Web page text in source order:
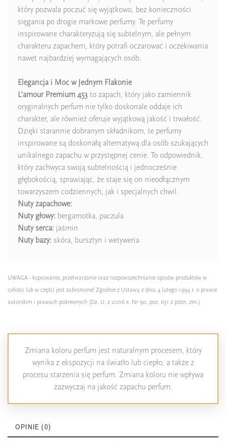
który pozwala poczuć się wyjątkowo, bez konieczności
sięgania po drogie markowe perfumy. Te perfumy
inspirowane charakteryzują się subtelnym, ale pełnym
charakteru zapachem, który potrafi oczarować i oczekiwania
nawet najbardziej wymagających osób.
Elegancja i Moc w Jednym Flakonie
L'amour Premium 453 to zapach, który jako zamiennik
oryginalnych perfum nie tylko doskonale oddaje ich
charakter, ale również oferuje wyjątkową jakość i trwałość.
Dzięki starannie dobranym składnikom, te perfumy
inspirowane są doskonałą alternatywą dla osób szukających
unikalnego zapachu w przystępnej cenie. To odpowiednik,
który zachwyca swoją subtelnością i jednocześnie
głębokością, sprawiając, że staje się on nieodłącznym
towarzyszem codziennych, jak i specjalnych chwil.
Nuty zapachowe:
Nuty głowy: bergamotka, paczula
Nuty serca: jaśmin
Nuty bazy: skóra, bursztyn i wetyweria
UWAGA - kopiowanie, przetwarzanie oraz rozpowszechnianie opisów produktów w
całości lub w części jest zabronione! Zgodnie z Ustawą z dnia 4 lutego 1994 r. o prawie
autorskim i prawach pokrewnych (Dz. U. z 2006 e. Nr 90, poz. 631 z późn. zm.)
Zmiana koloru perfum jest naturalnym procesem, który
wynika z ekspozycji na światło lub ciepło, a także z
procesu starzenia się perfum. Zmiana koloru nie wpływa
zazwyczaj na jakość zapachu perfum.
OPINIE (0)